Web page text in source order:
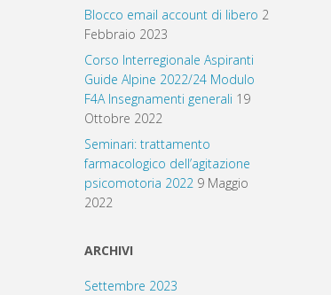
Blocco email account di libero 2
Febbraio 2023
Corso Interregionale Aspiranti
Guide Alpine 2022/24 Modulo
F4A Insegnamenti generali 19
Ottobre 2022
Seminari: trattamento
farmacologico dell’agitazione
psicomotoria 2022 9 Maggio
2022
ARCHIVI
Settembre 2023